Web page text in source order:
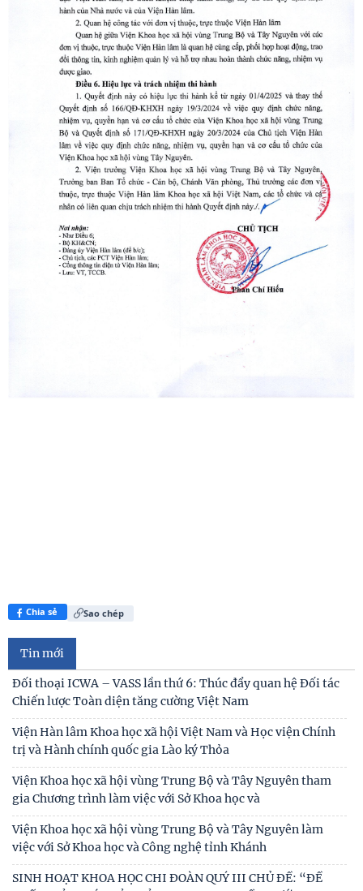
Chia sẻ Sao chép
Tin mới
Đối thoại ICWA – VASS lần thứ 6: Thúc đẩy quan hệ Đối tác
Chiến lược Toàn diện tăng cường Việt Nam
Viện Hàn lâm Khoa học xã hội Việt Nam và Học viện Chính
trị và Hành chính quốc gia Lào ký Thỏa
Viện Khoa học xã hội vùng Trung Bộ và Tây Nguyên tham
gia Chương trình làm việc với Sở Khoa học và
Viện Khoa học xã hội vùng Trung Bộ và Tây Nguyên làm
việc với Sở Khoa học và Công nghệ tỉnh Khánh
SINH HOẠT KHOA HỌC CHI ĐOÀN QUÝ III CHỦ ĐỀ: “ĐỀ